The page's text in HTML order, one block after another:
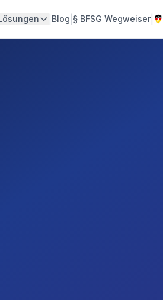
Blog § BFSG Wegweiser|